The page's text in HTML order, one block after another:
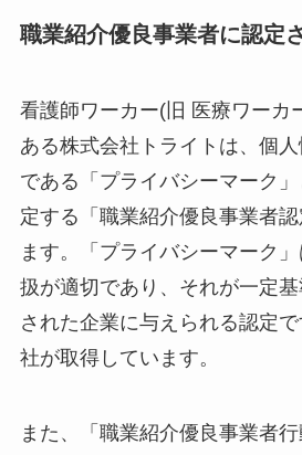
職業紹介優良事業者に認定
看護師ワーカー(旧 医療ワーカ
ある株式会社トライトは、個
である「プライバシーマーク
定する「職業紹介優良事業者
ます。「プライバシーマーク
扱が適切であり、それが一定
された企業に与えられる認定
社が取得しています。
また、「職業紹介優良事業者